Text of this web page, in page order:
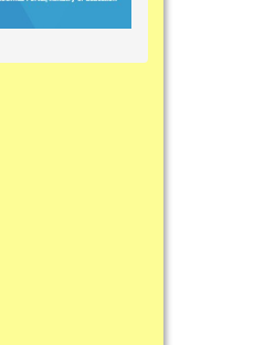
link to https://
link to https://10000.gov.tw/
link to https://eliteracy.edu.tw/
link to https://10000.gov.tw/
link to https://
link to https://
link to https://i.win.org.tw/
link to https://
link to https://
link to https://
link to https://